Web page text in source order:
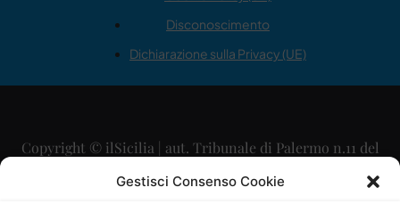
Gestisci Consenso Cookie
Disconoscimento
Dichiarazione sulla Privacy (UE)
Copyright © ilSicilia | aut. Tribunale di Palermo n.11 del
29/09/2015